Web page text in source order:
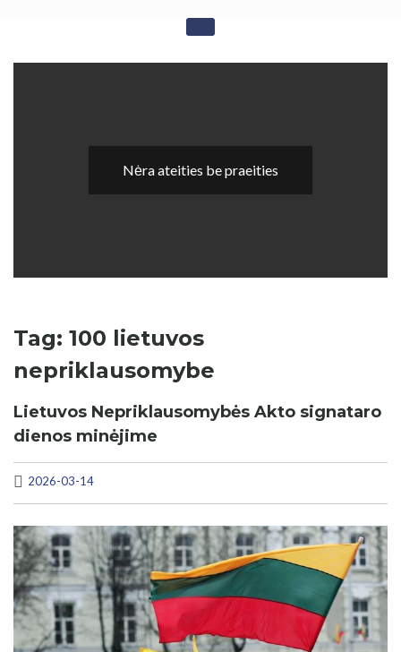
Sovietika - Sovietinės
Nėra ateities be praeities
Tag: 100 lietuvos
nepriklausomybe
Lietuvos Nepriklausomybės Akto signataro
dienos minėjime
2026-03-14